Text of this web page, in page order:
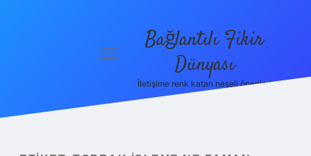
menüyü
Bağlantılı Fikir
Dünyası
İletişime renk katan neşeli öneriler!